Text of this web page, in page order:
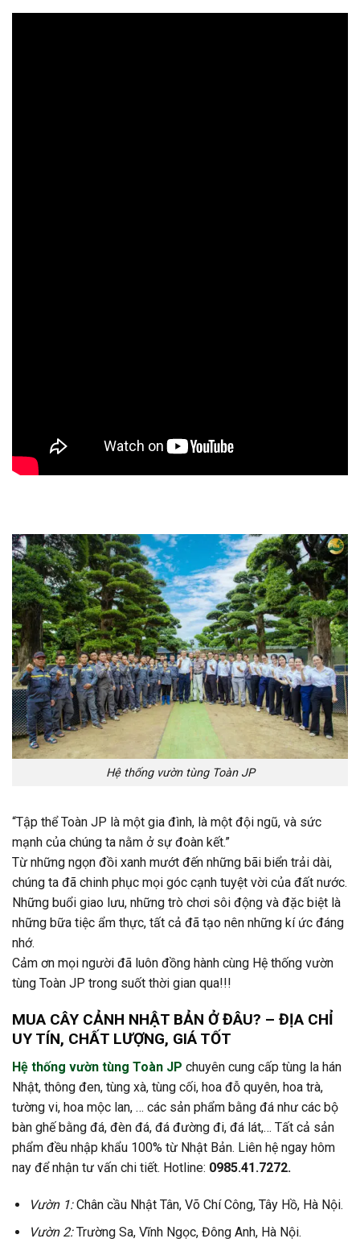
Hệ thống vườn tùng Toàn JP
“Tập thể Toàn JP là một gia đình, là một đội ngũ, và sức
mạnh của chúng ta nằm ở sự đoàn kết.”
Từ những ngọn đồi xanh mướt đến những bãi biển trải dài,
chúng ta đã chinh phục mọi góc cạnh tuyệt vời của đất nước.
Những buổi giao lưu, những trò chơi sôi động và đặc biệt là
những bữa tiệc ẩm thực, tất cả đã tạo nên những kí ức đáng
nhớ.
Cảm ơn mọi người đã luôn đồng hành cùng Hệ thống vườn
tùng Toàn JP trong suốt thời gian qua!!!
MUA CÂY CẢNH NHẬT BẢN Ở ĐÂU? – ĐỊA CHỈ
UY TÍN, CHẤT LƯỢNG, GIÁ TỐT
Hệ thống vườn tùng Toàn JP chuyên cung cấp tùng la hán
Nhật, thông đen, tùng xà, tùng cối, hoa đỗ quyên, hoa trà,
tường vi, hoa mộc lan, … các sản phẩm bằng đá như các bộ
bàn ghế bằng đá, đèn đá, đá đường đi, đá lát,… Tất cả sản
phẩm đều nhập khẩu 100% từ Nhật Bản. Liên hệ ngay hôm
nay để nhận tư vấn chi tiết. Hotline: 0985.41.7272.
Vườn 1:Chân cầu Nhật Tân, Võ Chí Công, Tây Hồ, Hà Nội.
Vườn 2:Trường Sa, Vĩnh Ngọc, Đông Anh, Hà Nội.